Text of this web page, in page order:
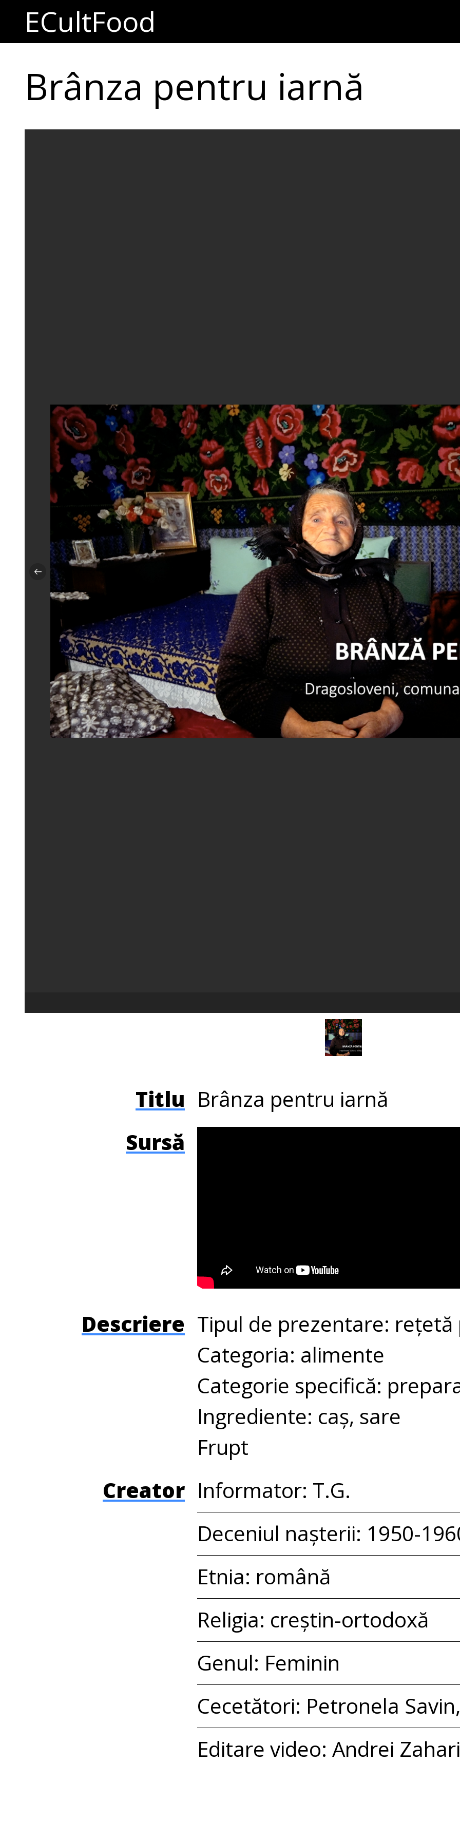
ECultFood
Brânza pentru iarnă
Titlu Brânza pentru iarnă
Sursă
Descriere Tipul de prezentare:
Categoria: alimente
Categorie specifică:
Ingrediente: caș, sare
Frupt
Creator Informator: T.G.
Deceniul nașterii: 1950-
Etnia: română
Religia: creștin-ortodoxă
Genul: Feminin
Cecetători: Petronela
Editare video: Andrei